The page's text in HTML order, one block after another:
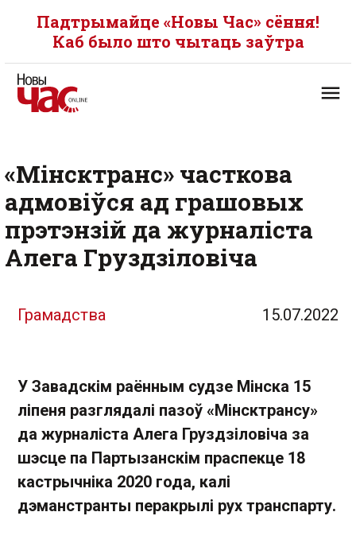
Падтрымайце «Новы Час» сёння!
Каб было што чытаць заўтра
«Мінсктранс» часткова
адмовіўся ад грашовых
прэтэнзій да журналіста
Алега Груздзіловіча
Грамадства 15.07.2022
У Завадскім раённым судзе Мінска 15
ліпеня разглядалі пазоў «Мінсктрансу»
да журналіста Алега Груздзіловіча за
шэсце па Партызанскім праспекце 18
кастрычніка 2020 года, калі
дэманстранты перакрылі рух транспарту.